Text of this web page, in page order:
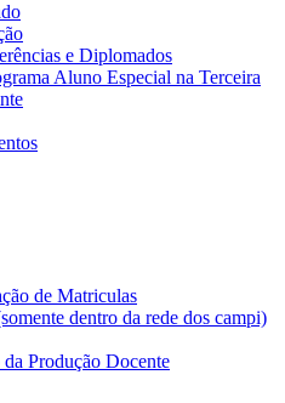
e Diplomados
Aluno Especial na Terceira
de Matriculas
dentro da rede dos campi)
Produção Docente